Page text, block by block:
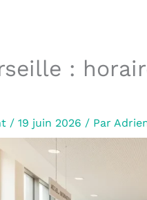
:
/ 19 juin 2026 / Par